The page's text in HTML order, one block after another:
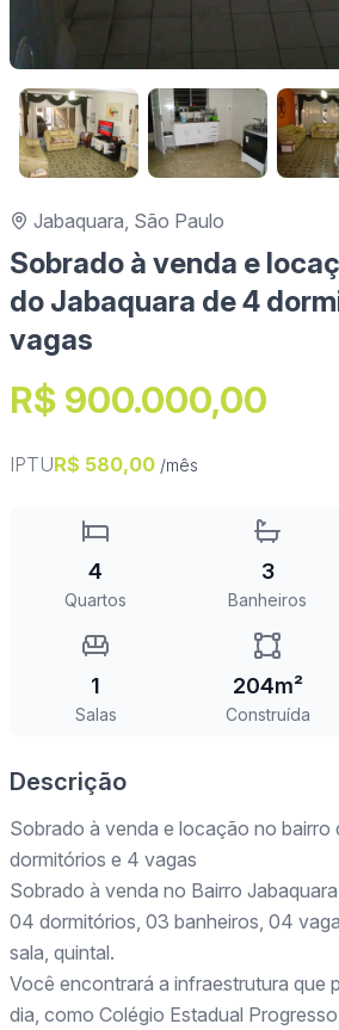
Jabaquara, São Paulo
Sobrado à venda e
do Jabaquara de 4
vagas
R$ 900.000,00
IPTUR$ 580,00 /mês
4
Quartos
3
Banheiros
1
Salas
204m²
Construída
Descrição
Sobrado à venda e locação no bairro
dormitórios e 4 vagas
Sobrado à venda no Bairro
04 dormitórios, 03 banheiros, 04
sala, quintal.
Você encontrará a infraestrutura que
dia, como Colégio Estadual